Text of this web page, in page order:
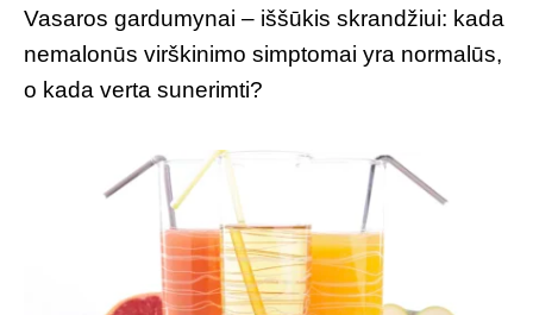
Vasaros gardumynai – iššūkis skrandžiui: kada
nemalonūs virškinimo simptomai yra normalūs,
o kada verta sunerimti?